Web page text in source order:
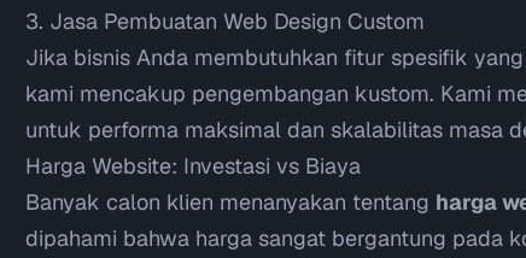
3. Jasa Pembuatan Web Design Custom
Jika bisnis Anda membutuhkan fitur spesifik
kami mencakup pengembangan kustom. Kami
untuk performa maksimal dan skalabilitas masa
Harga Website: Investasi vs Biaya
Banyak calon klien menanyakan tentang harga
dipahami bahwa harga sangat bergantung pada